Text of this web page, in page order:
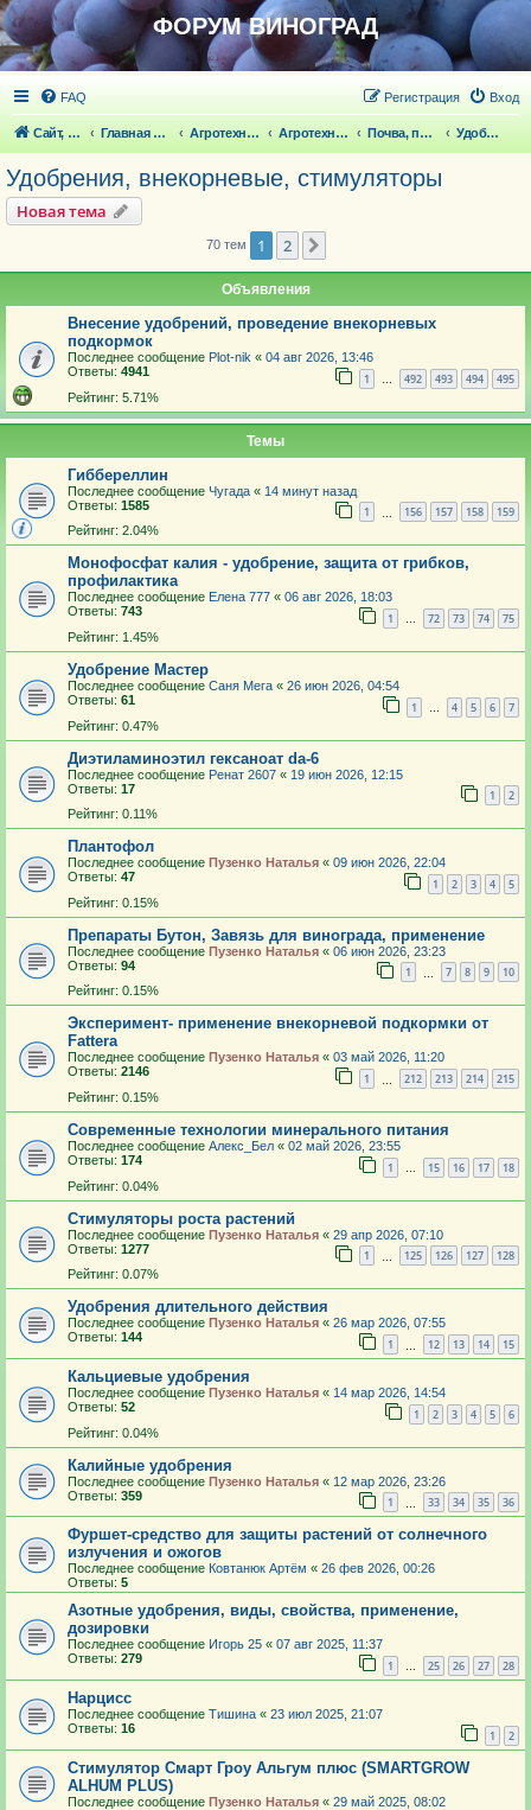
ФОРУМ ВИНОГРАД
FAQ Вход
Регистрация
Сайт, статьи Главная страница Агротехника выращивания винограда Агротехника выращивания винограда Почва, полив Удобрения, внекорневые, стимуляторы
Удобрения, внекорневые, стимуляторы
Новая тема
70 тем 1 2
Объявления
Внесение удобрений, проведение внекорневых
подкормок
Последнее сообщение Plot-nik « 04 авг 2026, 13:46
Ответы: 4941 1 … 492 493 494 495
Рейтинг: 5.71%
Темы
Гиббереллин
Последнее сообщение Чугада « 14 минут назад
Ответы: 1585 1 156 157 158 159
Рейтинг: 2.04%
Монофосфат калия - удобрение, защита от грибков,
профилактика
Последнее сообщение Елена 777 « 06 авг 2026, 18:03
Ответы: 743 1 … 72 73 74 75
Рейтинг: 1.45%
Удобрение Мастер
Последнее сообщение Саня Мега « 26 июн 2026, 04:54
Ответы: 61 1 … 4 5 6 7
Рейтинг: 0.47%
Диэтиламиноэтил гексаноат da-6
Последнее сообщение Ренат 2607 « 19 июн 2026, 12:15
Ответы: 17 1 2
Рейтинг: 0.11%
Плантофол
Последнее сообщение Пузенко Наталья « 09 июн 2026, 22:04
Ответы: 47 1 2 3 4 5
Рейтинг: 0.15%
Препараты Бутон, Завязь для винограда, применение
Последнее сообщение Пузенко Наталья « 06 июн 2026, 23:23
Ответы: 94 1 7 8 9 10
Рейтинг: 0.15%
Эксперимент- применение внекорневой подкормки от
Fattera
Последнее сообщение Пузенко Наталья « 03 май 2026, 11:20
Ответы: 2146 1 212 213 214 215
Рейтинг: 0.15%
Современные технологии минерального питания
Последнее сообщение Алекс_Бел « 02 май 2026, 23:55
Ответы: 174 1 … 15 16 17 18
Рейтинг: 0.04%
Стимуляторы роста растений
Последнее сообщение Пузенко Наталья « 29 апр 2026, 07:10
Ответы: 1277 1 125 126 127 128
Рейтинг: 0.07%
Удобрения длительного действия
Последнее сообщение Пузенко Наталья « 26 мар 2026, 07:55
Ответы: 144 1 12 13 14 15
Кальциевые удобрения
Последнее сообщение Пузенко Наталья « 14 мар 2026, 14:54
Ответы: 52 1 2 3 4 5 6
Рейтинг: 0.04%
Калийные удобрения
Последнее сообщение Пузенко Наталья « 12 мар 2026, 23:26
Ответы: 359 1 33 34 35 36
Фуршет-средство для защиты растений от солнечного
излучения и ожогов
Последнее сообщение Ковтанюк Артём « 26 фев 2026, 00:26
Ответы: 5
Азотные удобрения, виды, свойства, применение,
дозировки
Последнее сообщение Игорь 25 « 07 авг 2025, 11:37
Ответы: 279 1 … 25 26 27 28
Нарцисс
Последнее сообщение Тишина « 23 июл 2025, 21:07
Ответы: 16 1 2
Стимулятор Смарт Гроу Альгум плюс (SMARTGROW
ALHUM PLUS)
Последнее сообщение Пузенко Наталья « 29 май 2025, 08:02